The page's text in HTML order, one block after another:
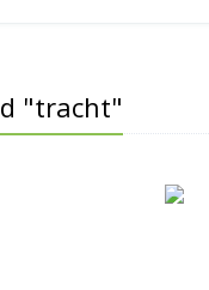
"tracht"